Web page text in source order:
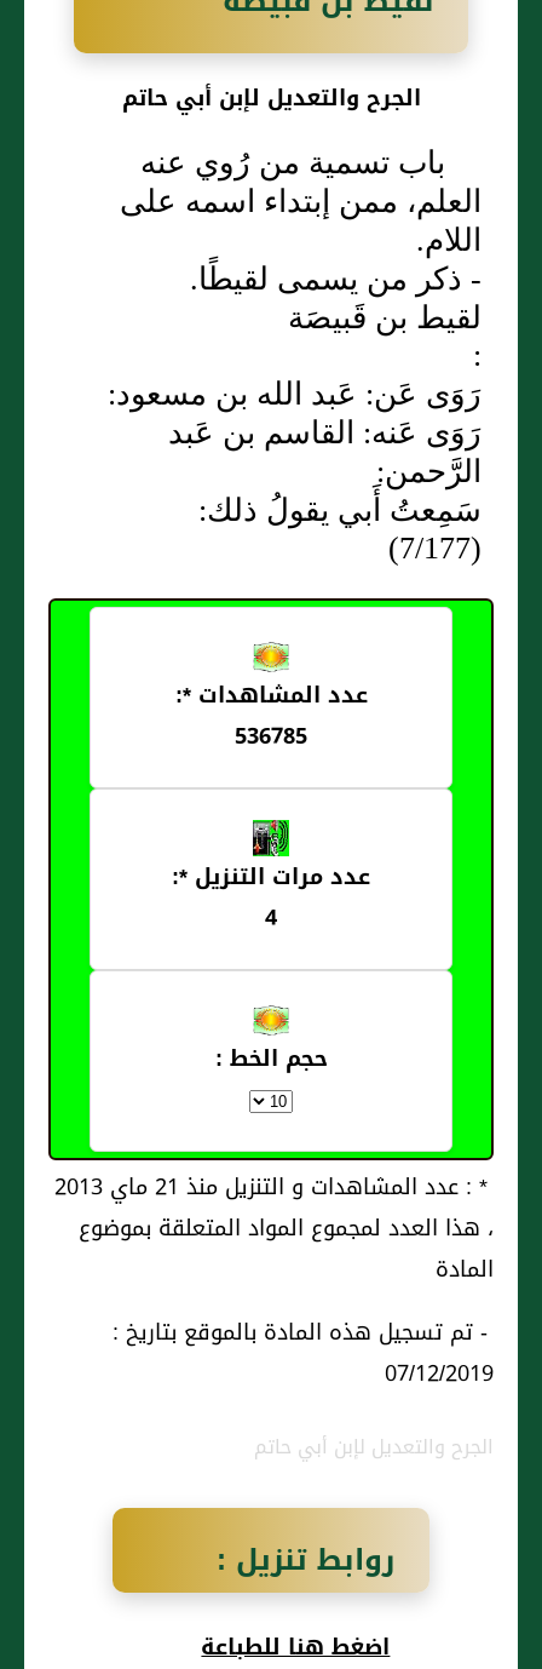
الجرح والتعديل لإبن أبي حاتم
باب تسمية من رُوي عنه
العلم، ممن إبتداء اسمه على
اللام.
- ذكر من يسمى لقيطًا.
لقيط بن قَبيصَة
:
رَوَى عَن: عَبد الله بن مسعود:
رَوَى عَنه: القاسم بن عَبد
الرَّحمن:
سَمِعتُ أَبي يقولُ ذلك:
(7/177)
عدد المشاهدات *:
536785
عدد مرات التنزيل *:
4
حجم الخط :
* : عدد المشاهدات و التنزيل منذ 21 ماي 2013
، هذا العدد لمجموع المواد المتعلقة بموضوع
المادة
- تم تسجيل هذه المادة بالموقع بتاريخ :
07/12/2019
الجرح والتعديل لإبن أبي حاتم
روابط تنزيل :
لقيط بن قَبيصَة
اضغط هنا للطباعة